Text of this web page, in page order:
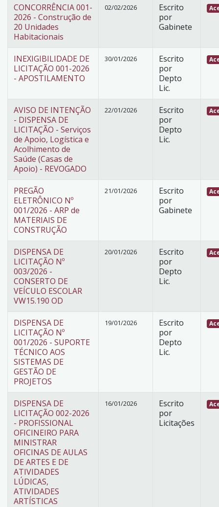
CONCORRÊNCIA 001-
2026 - Construção de
20 Unidades
Habitacionais
02/02/2026
Escrito
por
Gabinete
INEXIGIBILIDADE DE
LICITAÇÃO 001-2026
- APOSTILAMENTO
30/01/2026
Escrito
por
Depto
Lic.
AVISO DE INTENÇÃO
- DISPENSA DE
LICITAÇÃO - Serviços
de Apoio, Logística e
Acolhimento de
Saúde (Casas de
Apoio) - REVOGADO
22/01/2026
Escrito
por
Depto
Lic.
PREGÃO
ELETRÔNICO Nº
001/2026 - ARP de
MATERIAIS DE
CONSTRUÇÃO
21/01/2026
Escrito
por
Gabinete
DISPENSA DE
LICITAÇÃO Nº
003/2026 -
CONSERTO DE
VEÍCULO ESCOLAR
VW15.190 OD
20/01/2026
Escrito
por
Depto
Lic.
DISPENSA DE
LICITAÇÃO Nº
001/2026 - SUPORTE
TÉCNICO AOS
SISTEMAS DE
GESTÃO DE
PROJETOS
19/01/2026
Escrito
por
Depto
Lic.
DISPENSA DE
LICITAÇÃO 002-2026
- PROFISSIONAL
OFICINEIRO PARA
MINISTRAR
OFICINAS DE AULAS
DE ARTES E DE
ATIVIDADES
LÚDICAS,
ATIVIDADES
ARTÍSTICAS
16/01/2026
Escrito
por
Licitações